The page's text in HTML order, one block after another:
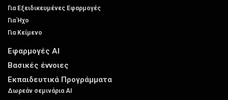
Για Εξειδικευμένες Εφαρμογές
Για Ήχο
Για Κείμενο
Εφαρμογές AI
Βασικές έννοιες
Εκπαιδευτικά Προγράμματα
Δωρεάν σεμινάρια AI